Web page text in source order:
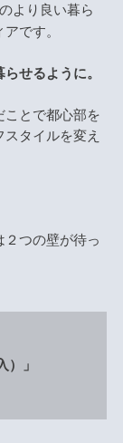
より良い暮ら
です。
せるように。
ことで都心部を
タイルを変え
２つの壁が待っ
）」